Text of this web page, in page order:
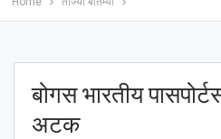
बोगस भारतीय
अटक